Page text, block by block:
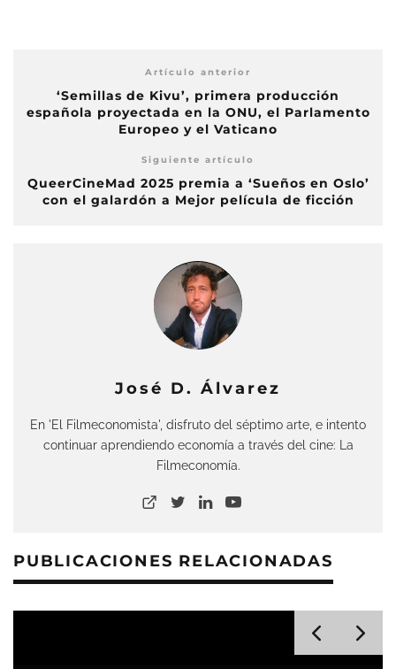
Artículo anterior
‘Semillas de Kivu’, primera producción
española proyectada en la ONU, el Parlamento
Europeo y el Vaticano
Siguiente artículo
QueerCineMad 2025 premia a ‘Sueños en Oslo’
con el galardón a Mejor película de ficción
José D. Álvarez
En 'El Filmeconomista', disfruto del séptimo arte, e intento
continuar aprendiendo economía a través del cine: La
Filmeconomía.
PUBLICACIONES RELACIONADAS